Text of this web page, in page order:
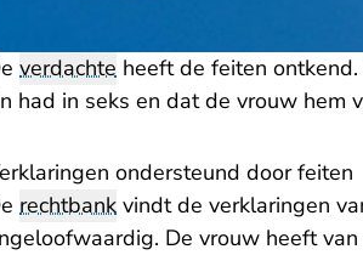
verdachte heeft de feiten
had in seks en dat de vrouw hem
ondersteund door feiten
rechtbank vindt de verklaringen
De vrouw heeft